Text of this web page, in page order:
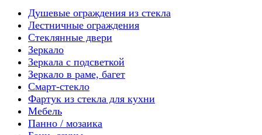
Душевые ограждения из стекла
Лестничные ограждения
Стеклянные двери
Зеркало
Зеркала с подсветкой
Зеркало в раме, багет
Смарт-стекло
Фартук из стекла для кухни
Мебель
Панно / мозаика